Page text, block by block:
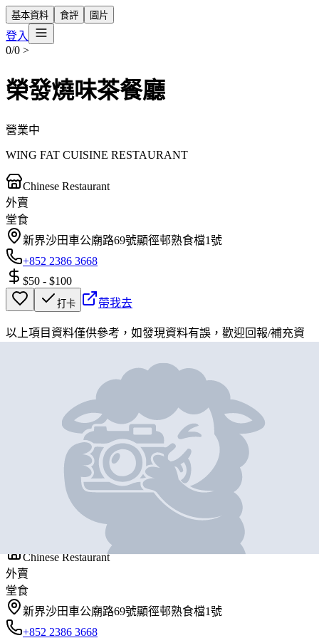
基本資料 食評 圖片
登入
0/0 >
榮發燒味茶餐廳
營業中
WING FAT CUISINE RESTAURANT
Chinese Restaurant
外賣
堂食
新界沙田車公廟路69號顯徑邨熟食檔1號
+852 2386 3668
$50 - $100
打卡 帶我去
以上項目資料僅供參考，如發現資料有誤，歡迎回報/補充資
榮發燒味茶餐廳
WING FAT CUISINE RESTAURANT
Chinese Restaurant
外賣
堂食
新界沙田車公廟路69號顯徑邨熟食檔1號
+852 2386 3668